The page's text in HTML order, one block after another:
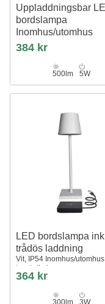
Uppladdningsbar
bordslampa
Inomhus/utomhus
Grå, touch dimbar, CCT,
utomhus bordslampa
384 kr
500lm 5W
LED bordslampa
trådös laddning
Vit, IP54 Inomhus/
touchdimbar
364 kr
300lm 3W